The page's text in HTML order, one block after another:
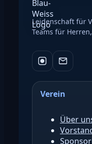
Leidenschaft für
Teams für
Verein
Über